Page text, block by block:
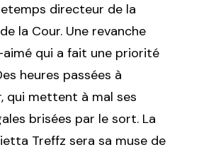
directeur de la
la Cour. Une revanche
qui a fait une priorité
heures passées à
qui mettent à mal ses
brisées par le sort. La
Treffz sera sa muse de